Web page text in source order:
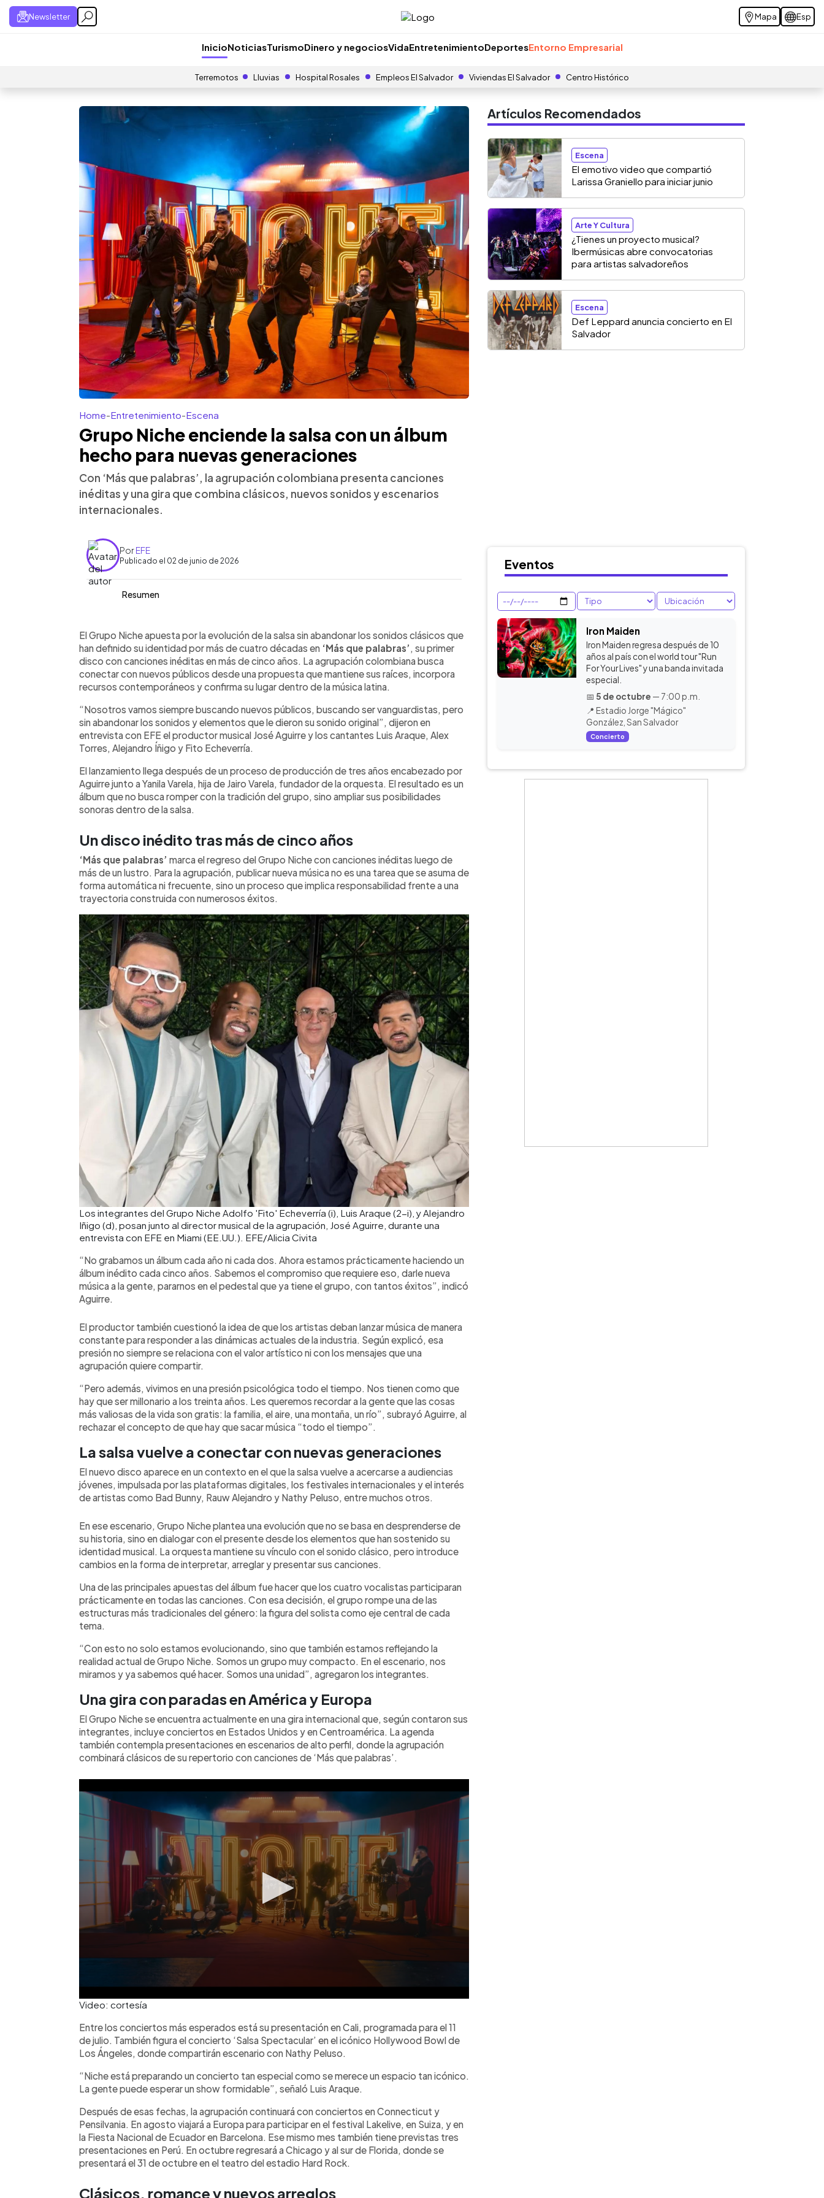
Newsletter Mapa Esp
InicioNoticiasTurismoDinero y negociosVidaEntretenimientoDeportesEntorno Empresarial
Terremotos Lluvias Hospital Rosales Empleos El Salvador Viviendas El Salvador Centro Histórico
Home-Entretenimiento-Escena
Grupo Niche enciende la salsa con un álbum
hecho para nuevas generaciones
Con ‘Más que palabras’, la agrupación colombiana presenta canciones
inéditas y una gira que combina clásicos, nuevos sonidos y escenarios
internacionales.
PorEFE
Publicado el 02 de junio de 2026
Resumen
► Escuchar artículo
El Grupo Niche presenta ‘Más que palabras’, su primer disco con canciones
inéditas en más de cinco años, producido durante tres años por José
Aguirre y Yanila Varela. La agrupación apuesta por evolucionar la salsa sin
abandonar los sonidos clásicos que han marcado su identidad durante más
de cuatro décadas. El álbum incorpora a sus cuatro vocalistas en casi
celebración colectiva. La gira internacional incluirá conciertos en Estados
Unidos, Centroamérica, Europa y Perú, con presentaciones destacadas en
Cali y el Hollywood Bowl de Los Ángeles.
El Grupo Niche apuesta por la evolución de la salsa sin abandonar los sonidos clásicos que
han definido su identidad por más de cuatro décadas en ‘Más que palabras’, su primer
disco con canciones inéditas en más de cinco años. La agrupación colombiana busca
conectar con nuevos públicos desde una propuesta que mantiene sus raíces, incorpora
recursos contemporáneos y confirma su lugar dentro de la música latina.
“Nosotros vamos siempre buscando nuevos públicos, buscando ser vanguardistas, pero
sin abandonar los sonidos y elementos que le dieron su sonido original”, dijeron en
entrevista con EFE el productor musical José Aguirre y los cantantes Luis Araque, Alex
Torres, Alejandro Íñigo y Fito Echeverría.
El lanzamiento llega después de un proceso de producción de tres años encabezado por
Aguirre junto a Yanila Varela, hija de Jairo Varela, fundador de la orquesta. El resultado es un
álbum que no busca romper con la tradición del grupo, sino ampliar sus posibilidades
sonoras dentro de la salsa.
Un disco inédito tras más de cinco años
‘Más que palabras’ marca el regreso del Grupo Niche con canciones inéditas luego de
más de un lustro. Para la agrupación, publicar nueva música no es una tarea que se asuma de
forma automática ni frecuente, sino un proceso que implica responsabilidad frente a una
trayectoria construida con numerosos éxitos.
Los integrantes del Grupo Niche Adolfo 'Fito' Echeverría (i), Luis Araque (2-i), y Alejandro
Iñigo (d), posan junto al director musical de la agrupación, José Aguirre, durante una
entrevista con EFE en Miami (EE.UU.). EFE/Alicia Civita
“No grabamos un álbum cada año ni cada dos. Ahora estamos prácticamente haciendo un
álbum inédito cada cinco años. Sabemos el compromiso que requiere eso, darle nueva
música a la gente, pararnos en el pedestal que ya tiene el grupo, con tantos éxitos”, indicó
Aguirre.
El productor también cuestionó la idea de que los artistas deban lanzar música de manera
constante para responder a las dinámicas actuales de la industria. Según explicó, esa
presión no siempre se relaciona con el valor artístico ni con los mensajes que una
agrupación quiere compartir.
“Pero además, vivimos en una presión psicológica todo el tiempo. Nos tienen como que
hay que ser millonario a los treinta años. Les queremos recordar a la gente que las cosas
más valiosas de la vida son gratis: la familia, el aire, una montaña, un río”, subrayó Aguirre, al
rechazar el concepto de que hay que sacar música “todo el tiempo”.
La salsa vuelve a conectar con nuevas generaciones
El nuevo disco aparece en un contexto en el que la salsa vuelve a acercarse a audiencias
jóvenes, impulsada por las plataformas digitales, los festivales internacionales y el interés
de artistas como Bad Bunny, Rauw Alejandro y Nathy Peluso, entre muchos otros.
En ese escenario, Grupo Niche plantea una evolución que no se basa en desprenderse de
su historia, sino en dialogar con el presente desde los elementos que han sostenido su
identidad musical. La orquesta mantiene su vínculo con el sonido clásico, pero introduce
cambios en la forma de interpretar, arreglar y presentar sus canciones.
Una de las principales apuestas del álbum fue hacer que los cuatro vocalistas participaran
prácticamente en todas las canciones. Con esa decisión, el grupo rompe una de las
estructuras más tradicionales del género: la figura del solista como eje central de cada
tema.
“Con esto no solo estamos evolucionando, sino que también estamos reflejando la
realidad actual de Grupo Niche. Somos un grupo muy compacto. En el escenario, nos
miramos y ya sabemos qué hacer. Somos una unidad”, agregaron los integrantes.
Una gira con paradas en América y Europa
El Grupo Niche se encuentra actualmente en una gira internacional que, según contaron sus
integrantes, incluye conciertos en Estados Unidos y en Centroamérica. La agenda
también contempla presentaciones en escenarios de alto perfil, donde la agrupación
combinará clásicos de su repertorio con canciones de ‘Más que palabras’.
Video: cortesía
Entre los conciertos más esperados está su presentación en Cali, programada para el 11
de julio. También figura el concierto ‘Salsa Spectacular’ en el icónico Hollywood Bowl de
Los Ángeles, donde compartirán escenario con Nathy Peluso.
“Niche está preparando un concierto tan especial como se merece un espacio tan icónico.
La gente puede esperar un show formidable”, señaló Luis Araque.
Después de esas fechas, la agrupación continuará con conciertos en Connecticut y
Pensilvania. En agosto viajará a Europa para participar en el festival Lakelive, en Suiza, y en
la Fiesta Nacional de Ecuador en Barcelona. Ese mismo mes también tiene previstas tres
presentaciones en Perú. En octubre regresará a Chicago y al sur de Florida, donde se
presentará el 31 de octubre en el teatro del estadio Hard Rock.
Clásicos, romance y nuevos arreglos
Artículos Recomendados
Escena
El emotivo video que compartió
Larissa Graniello para iniciar junio
Arte Y Cultura
¿Tienes un proyecto musical?
Ibermúsicas abre convocatorias
para artistas salvadoreños
Escena
Def Leppard anuncia concierto en El
Salvador
Eventos
Iron Maiden
Iron Maiden regresa después de 10
años al país con el world tour "Run
For Your Lives" y una banda invitada
especial.
📅 5 de octubre — 7:00 p.m.
📍 Estadio Jorge "Mágico"
González, San Salvador
Concierto